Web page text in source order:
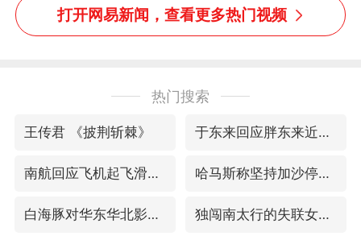
拿下冠军。网友：这淡定
的样子，一看就是有实
惯了
打开网易新闻，查看更多热门视频
热门搜索
王传君 《披荆斩棘》 于东来回应胖东来近25年老店年底关闭
南航回应飞机起飞滑行中遭遇雷击 哈马斯称坚持加沙停火协议路线图
白海豚对华东华北影响会大于巴威 独闯南太行的失联女生最后轨迹已确认